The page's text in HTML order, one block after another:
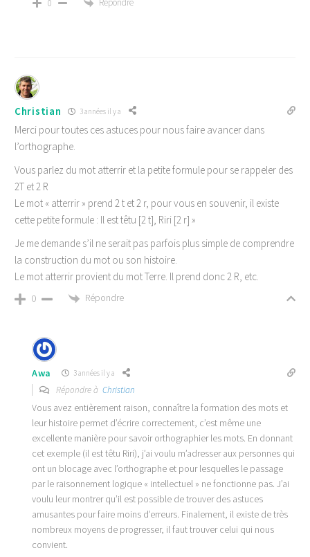
0 Répondre
Christian 3 années il y a
Merci pour toutes ces astuces pour nous faire avancer dans
l’orthographe.
Vous parlez du mot atterrir et la petite formule pour se rappeler des
2T et 2 R
Le mot « atterrir » prend 2 t et 2 r, pour vous en souvenir, il existe
cette petite formule : Il est têtu [2 t], Riri [2 r] »
Je me demande s’il ne serait pas parfois plus simple de comprendre
la construction du mot ou son histoire.
Le mot atterrir provient du mot Terre. Il prend donc 2 R, etc.
0 Répondre
Awa 3 années il y a
Répondre à Christian
Vous avez entièrement raison, connaître la formation des mots et
leur histoire permet d’écrire correctement, c’est même une
excellente manière pour savoir orthographier les mots. En donnant
cet exemple (il est têtu Riri), j’ai voulu m’adresser aux personnes qui
ont un blocage avec l’orthographe et pour lesquelles le passage
par le raisonnement logique « intellectuel » ne fonctionne pas. J’ai
voulu leur montrer qu’il est possible de trouver des astuces
amusantes pour faire moins d’erreurs. Finalement, il existe de très
nombreux moyens de progresser, il faut trouver celui qui nous
convient.